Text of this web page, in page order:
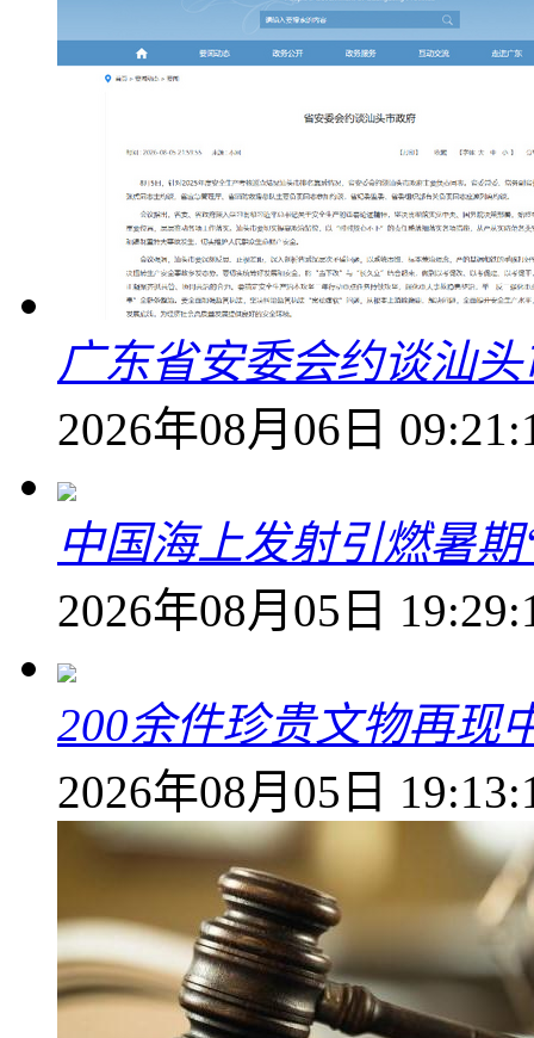
广东省安委会约谈汕
2026年08月06日
中国海上发射引燃暑
2026年08月05日
200余件珍贵文物再现
2026年08月05日